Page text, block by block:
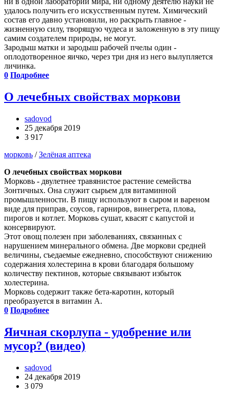
удалось получить его искусственным путем. Химический
состав его давно установили, но раскрыть главное -
жизненную силу, творящую чудеса и заложенную в эту пищу
самим создателем природы, не могут.
Зародыш матки и зародыш рабочей пчелы один -
оплодотворенное яичко, через три дня из него вылупляется
личинка.
0 Подробнее
О лечебных свойствах моркови
sadovod
25 декабря 2019
3 917
морковь /Зелёная аптека
О лечебных свойствах моркови
Морковь - двулетнее травянистое растение семейства
Зонтичных. Она служит сырьем для витаминной
промышленности. В пищу используют в сыром и вареном
виде для приправ, соусов, гарниров, винегрета, плова,
пирогов и котлет. Морковь сушат, квасят с капустой и
консервируют.
Этот овощ полезен при заболеваниях, связанных с
нарушением минерального обмена. Две моркови средней
величины, съедаемые ежедневно, способствуют снижению
содержания холестерина в крови благодаря большому
количеству пектинов, которые связывают избыток
холестерина.
Морковь содержит также бета-каротин, который
преобразуется в витамин А.
0 Подробнее
Яичная скорлупа - удобрение или
мусор? (видео)
sadovod
24 декабря 2019
3 079